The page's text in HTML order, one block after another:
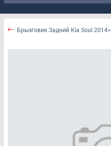
Брызговик Задний Kia Soul 2014>